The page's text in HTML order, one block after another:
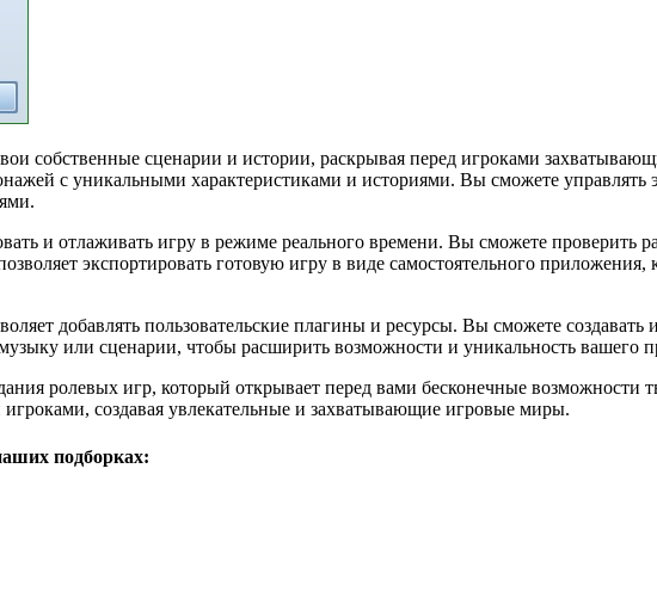
собственные сценарии и истории, раскрывая перед игроками
с уникальными характеристиками и историями. Вы сможете управлять
и отлаживать игру в режиме реального времени. Вы сможете проверить
экспортировать готовую игру в виде самостоятельного
добавлять пользовательские плагины и ресурсы. Вы сможете
или сценарии, чтобы расширить возможности и уникальность вашего
ролевых игр, который открывает перед вами бесконечные
создавая увлекательные и захватывающие игровые миры.
подборках: